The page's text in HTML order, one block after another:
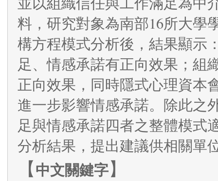
料，研究對象為南部16所大學
構方程模式分析後，結果顯示
足、情感承諾有正向效果；組
正向效果，同時隱式心理資本
進一步影響情感承諾。除此之
足與情感承諾四者之整體模式
分析結果，提出建議供相關單
【中文關鍵字】